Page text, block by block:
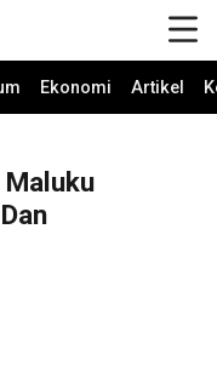
Ekonomi Artikel
Maluku